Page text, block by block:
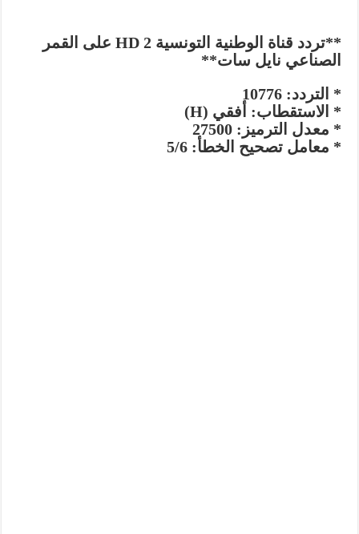
**تردد قناة الوطنية التونسية 2 HD على القمر
الصناعي نايل سات**
* التردد: 10776
* الاستقطاب: أفقي (H)
* معدل الترميز: 27500
* معامل تصحيح الخطأ: 5/6